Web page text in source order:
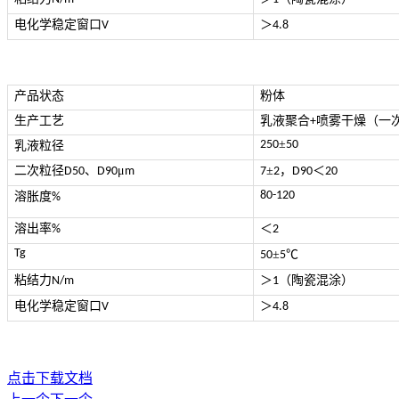
电化学稳定窗口V ＞4.8
产品状态
粉体
生产工艺
乳液聚合+喷雾干燥（一
乳液粒径
250±50
二次粒径D50、 D90μm 7±2， D90＜20
溶胀度% 80-120
溶出率% ＜2
Tg
50±5℃
粘结力 N/m ＞1 （陶瓷混涂）
电化学稳定窗口V ＞4.8
点击下载文档